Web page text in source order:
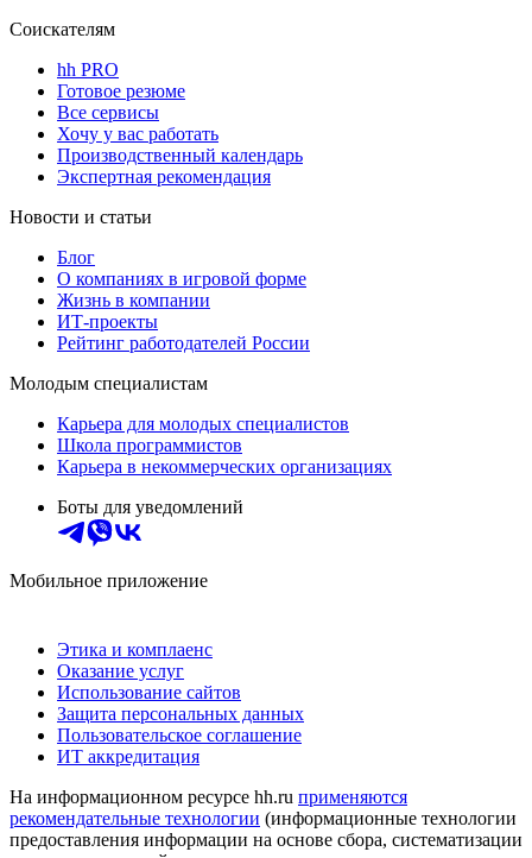
Соискателям
hh PRO
Готовое резюме
Все сервисы
Хочу у вас работать
Производственный календарь
Экспертная рекомендация
Новости и статьи
Блог
О компаниях в игровой форме
Жизнь в компании
ИТ-проекты
Рейтинг работодателей России
Молодым специалистам
Карьера для молодых специалистов
Школа программистов
Карьера в некоммерческих организациях
Боты для уведомлений
Мобильное приложение
Этика и комплаенс
Оказание услуг
Использование сайтов
Защита персональных данных
Пользовательское соглашение
ИТ аккредитация
На информационном ресурсе hh.ru применяются
рекомендательные технологии (информационные технологии
предоставления информации на основе сбора, систематизации